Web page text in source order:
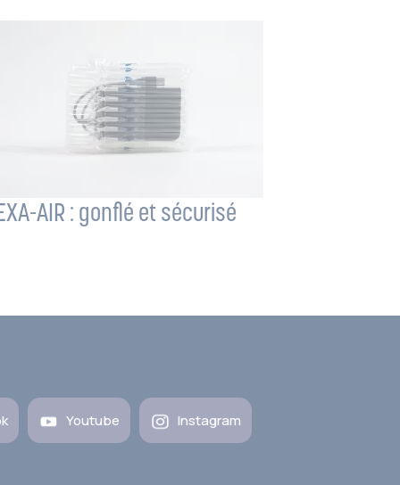
AIR : gonflé et sécurisé
Youtube Instagram